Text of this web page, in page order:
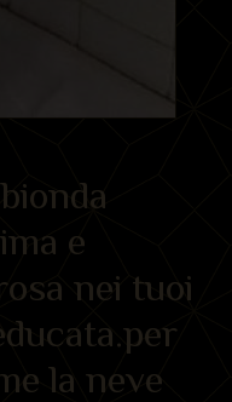
e
nei tuoi
la neve